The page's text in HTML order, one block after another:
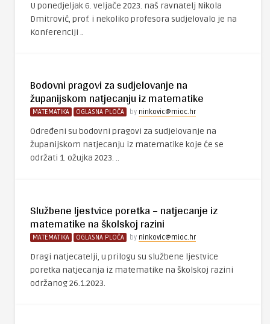
U ponedjeljak 6. veljače 2023. naš ravnatelj Nikola
Dmitrović, prof. i nekoliko profesora sudjelovalo je na
Konferenciji ..
Bodovni pragovi za sudjelovanje na
županijskom natjecanju iz matematike
MATEMATIKA OGLASNA PLOČA by ninkovic@mioc.hr
Određeni su bodovni pragovi za sudjelovanje na
županijskom natjecanju iz matematike koje će se
održati 1. ožujka 2023. ..
Službene ljestvice poretka – natjecanje iz
matematike na školskoj razini
MATEMATIKA OGLASNA PLOČA by ninkovic@mioc.hr
Dragi natjecatelji, u prilogu su službene ljestvice
poretka natjecanja iz matematike na školskoj razini
održanog 26.1.2023.